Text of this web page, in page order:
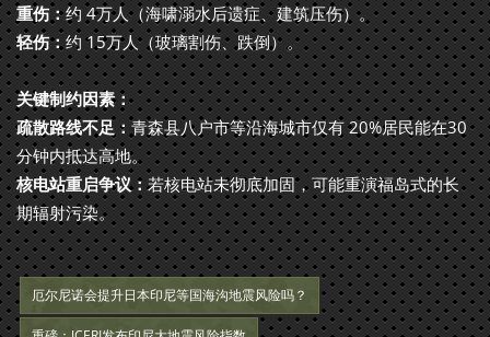
重伤：约 4万人（海啸溺水后遗症、建筑压伤）。
轻伤：约 15万人（玻璃割伤、跌倒）。
关键制约因素：
疏散路线不足：青森县八户市等沿海城市仅有 20%居民能在30
分钟内抵达高地。
核电站重启争议：若核电站未彻底加固，可能重演福岛式的长
期辐射污染。
厄尔尼诺会提升日本印尼等国海沟地震风险吗？